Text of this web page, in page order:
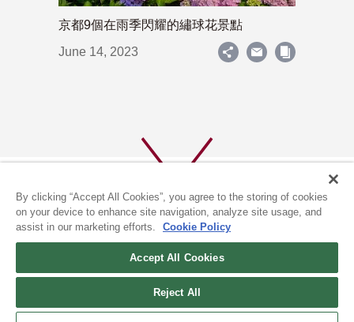
京都9個在雨季閃耀的繡球花景點
June 14, 2023
(c) 1996-2026 The Kyoto Shimbun Co.,Ltd. All rights reserved.
By clicking “Accept All Cookies”, you agree to the storing of cookies
on your device to enhance site navigation, analyze site usage, and
assist in our marketing efforts.
Cookie Policy
Accept All Cookies
Reject All